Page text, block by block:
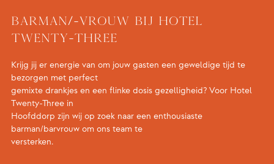
Barman/-vrouw bij Hotel
Twenty-Three
Krijg jij er energie van om jouw gasten een geweldige tijd te
bezorgen met perfect
gemixte drankjes en een flinke dosis gezelligheid? Voor Hotel
Twenty-Three in
Hoofddorp zijn wij op zoek naar een enthousiaste
barman/barvrouw om ons team te
versterken.